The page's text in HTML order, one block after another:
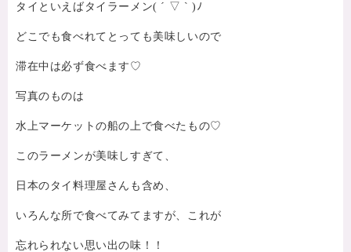
タイといえばタイラーメン( ´ ▽ ` )ﾉ
どこでも食べれてとっても美味しいので
滞在中は必ず食べます♡
写真のものは
水上マーケットの船の上で食べたもの♡
このラーメンが美味しすぎて、
日本のタイ料理屋さんも含め、
いろんな所で食べてみてますが、これが
忘れられない思い出の味！！